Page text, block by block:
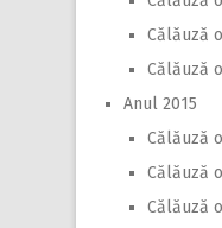
Călăuză
Călăuză
Anul 2015
Călăuză
Călăuză
Călăuză